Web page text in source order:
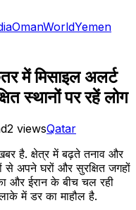
OmanWorldYemen
मिसाइल अलर्ट
स्थानों पर रहें लोग
2 viewsQatar
है. क्षेत्र में बढ़ते तनाव और
से अपने घरों और सुरक्षित जगहों
और ईरान के बीच चल रही
में डर का माहौल है.